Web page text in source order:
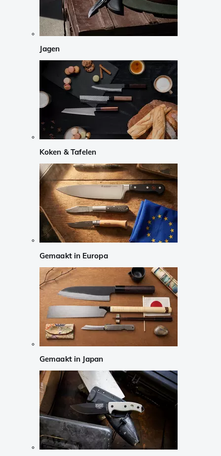
Jagen
Koken & Tafelen
Gemaakt in Europa
Gemaakt in Japan